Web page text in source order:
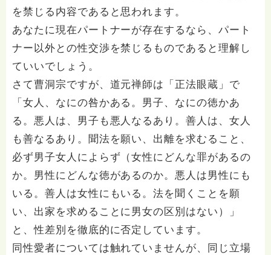
を禁じる内容であると思われます。
あなたに現在パートナーが存在するなら、パート
ナー以外との性交渉を禁じるものであると理解し
ていいでしょう。
さて曹洞宗ですが、道元禅師は「正法眼蔵」で
「女人、なにの咎かある。男子、なにの徳かあ
る。悪人は、男子も悪人なるあり。善人は、女人
も善なるあり。聞法を願い、出離を求むること、
必ず男子女人によらず（女性にどんな罪があるの
か。男性にどんな徳があるのか。悪人は男性にも
いる。善人は女性にもいる。法を聞くことを願
い、出家を求めることに男女の区別はない）」
と、性差別を徹底的に否定しています。
同性愛者については触れていませんが、同じ立場